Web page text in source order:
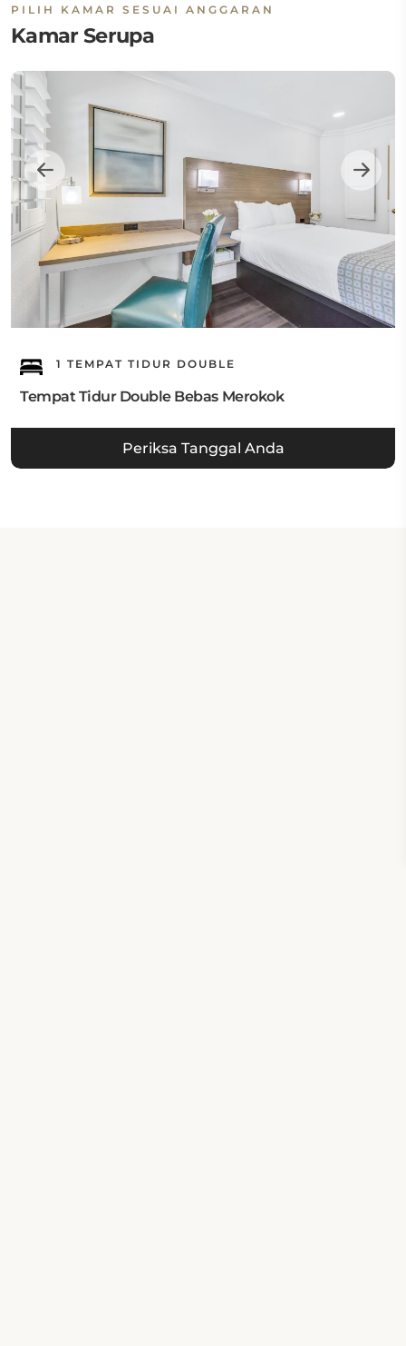
PILIH KAMAR SESUAI ANGGARAN
Kamar Serupa
1 TEMPAT TIDUR DOUBLE
Tempat Tidur Double Bebas Merokok
Periksa Tanggal Anda